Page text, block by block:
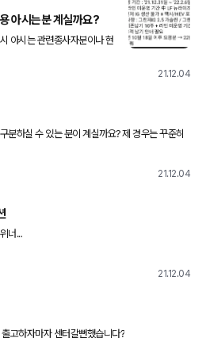
아시는분 계실까요?
아시는 관련종사자분이나 현
올스톱인건가 궁금하네요...
21.12.04
있는 분이 계실까요? 제 경우는 꾸준히
유 넣으면 체감이 확 오거든요 국산K9탈때도 고
21.12.04
너...
21.12.04
고하자마자 센터갈뻔했습니다?